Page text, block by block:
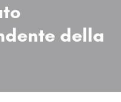
della